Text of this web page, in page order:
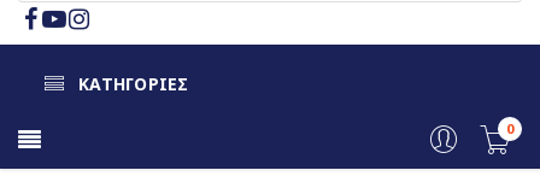
ΚΑΤΗΓΟΡΙΕΣ
0